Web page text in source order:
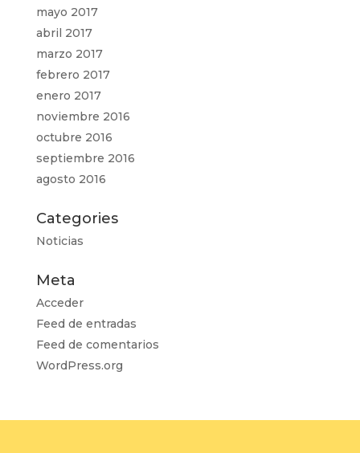
mayo 2017
abril 2017
marzo 2017
febrero 2017
enero 2017
noviembre 2016
octubre 2016
septiembre 2016
agosto 2016
Categories
Noticias
Meta
Acceder
Feed de entradas
Feed de comentarios
WordPress.org